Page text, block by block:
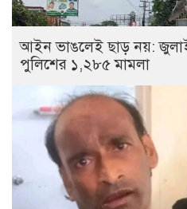
আইন ভাঙলেই ছাড় নয়:
পুলিশের ১,২৮৫ মামলা